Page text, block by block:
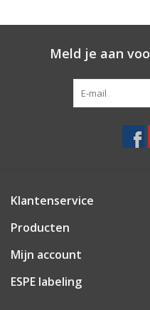
Meld je aan
Klantenservice
Producten
Mijn account
ESPE labeling